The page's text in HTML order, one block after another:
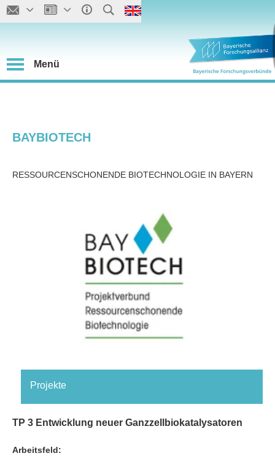
Menü
BAYBIOTECH
RESSOURCENSCHONENDE BIOTECHNOLOGIE IN BAYERN
Projekte
TP 3 Entwicklung neuer Ganzzellbiokatalysatoren
Arbeitsfeld: